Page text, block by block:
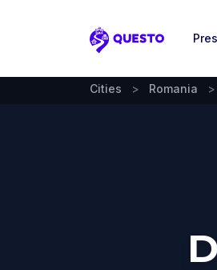
Questo
Cities > Romania >